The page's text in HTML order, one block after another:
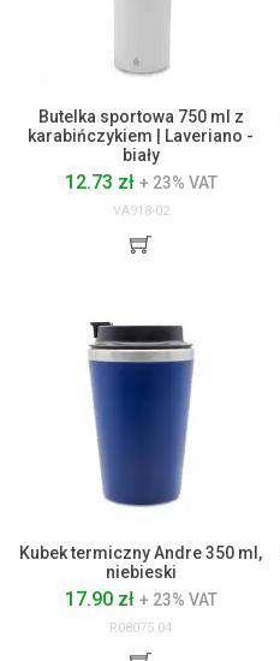
Butelka sportowa 750 ml z
karabińczykiem | Laveriano -
biały
12.73 zł + 23% VAT
VA918-02
Kubek termiczny Andre 350 ml,
niebieski
17.90 zł + 23% VAT
R08075.04